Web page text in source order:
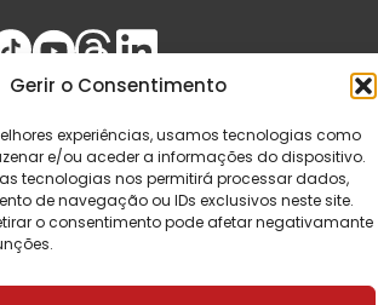
Gerir o Consentimento
experiências, usamos tecnologias como
e/ou aceder a informações do dispositivo.
tecnologias nos permitirá processar dados,
de navegação ou IDs exclusivos neste site.
o consentimento pode afetar negativamante
Saída de Emergência. Todos os
direitos reservados.